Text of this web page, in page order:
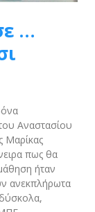
…
Αναστασίου
Μαρίκας
πως θα
ήταν
ανεκπλήρωτα